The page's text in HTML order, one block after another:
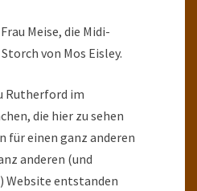
Meise, die Midi-
von Mos Eisley.
Rutherford im
die hier zu sehen
für einen ganz anderen
anderen (und
entstanden